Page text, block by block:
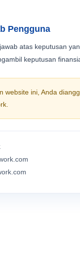
Pengguna
atas keputusan
keputusan
website ini, Anda